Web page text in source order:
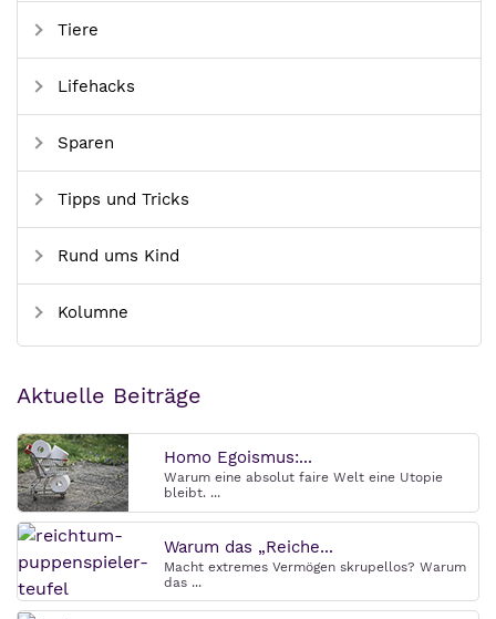
Tiere
Lifehacks
Sparen
Tipps und Tricks
Rund ums Kind
Kolumne
Aktuelle Beiträge
Homo Egoismus:...
Warum eine absolut faire Welt eine Utopie
bleibt. ...
Warum das „Reiche...
Macht extremes Vermögen skrupellos? Warum
das ...